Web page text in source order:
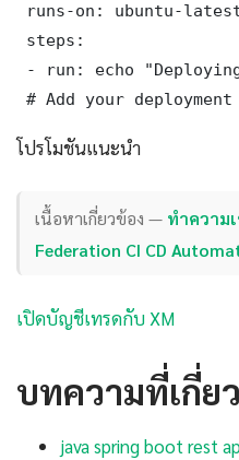
runs-on: ubuntu-
steps:
- run: echo
# Add your
โปรโมชันแนะนำ
เนื้อหาเกี่ยวข้อง — ทำความ
Federation CI CD
เปิดบัญชีเทรดกับ XM
บทความที่เกี่ย
java spring boot rest